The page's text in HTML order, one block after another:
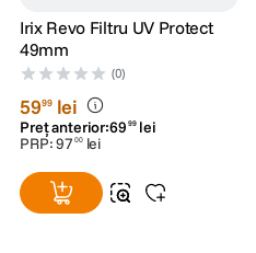
Irix Revo Filtru UV Protect
49mm
(0)
5999 lei
Preț anterior:69 99 lei
PRP:97 00 lei